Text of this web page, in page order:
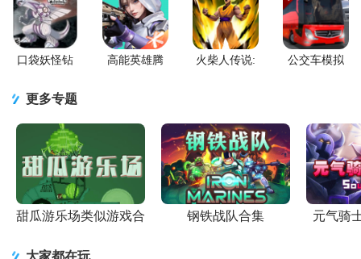
口袋妖怪钻
高能英雄腾
火柴人传说:
公交车模拟
更多专题
甜瓜游乐场类似游戏合
钢铁战队合集 元气骑
大家都在玩